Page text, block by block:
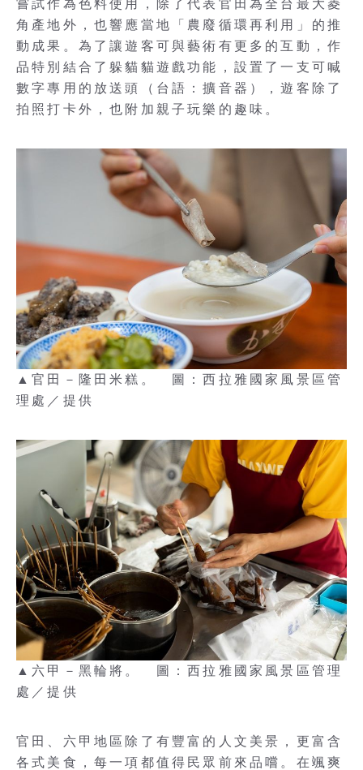
嘗試作為色料使用，除了代表官田為全台最大菱
角產地外，也響應當地「農廢循環再利用」的推
動成果。為了讓遊客可與藝術有更多的互動，作
品特別結合了躲貓貓遊戲功能，設置了一支可喊
數字專用的放送頭（台語：擴音器），遊客除了
拍照打卡外，也附加親子玩樂的趣味。
▲官田－隆田米糕。 圖：西拉雅國家風景區管
理處／提供
▲六甲－黑輪將。 圖：西拉雅國家風景區管理
處／提供
官田、六甲地區除了有豐富的人文美景，更富含
各式美食，每一項都值得民眾前來品嚐。在颯爽